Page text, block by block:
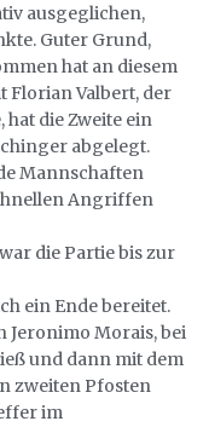
ausgeglichen,
Guter Grund,
hat an diesem
Florian Valbert, der
die Zweite ein
abgelegt.
Mannschaften
Angriffen
die Partie bis zur
ein Ende bereitet.
Jeronimo Morais, bei
und dann mit dem
zweiten Pfosten
im